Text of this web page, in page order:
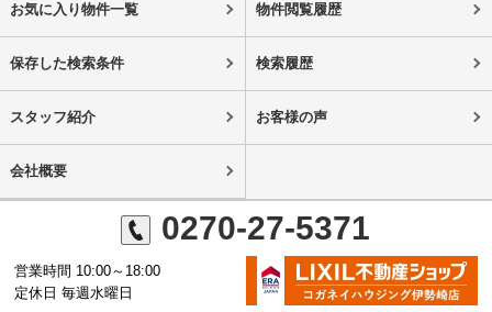
お気に入り物件一覧 物件閲覧履歴
保存した検索条件 検索履歴
スタッフ紹介 お客様の声
会社概要
0270-27-5371
営業時間 10:00～18:00
定休日 毎週水曜日